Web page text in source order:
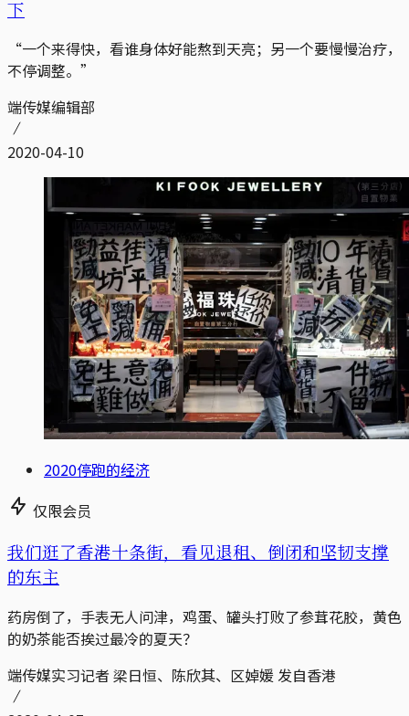
下
“一个来得快，看谁身体好能熬到天亮；另一个要慢慢治疗，
不停调整。”
端传媒编辑部
2020-04-10
2020停跑的经济
仅限会员
我们逛了香港十条街，看见退租、倒闭和坚韧支撑
的东主
药房倒了，手表无人问津，鸡蛋、罐头打败了参茸花胶，黄色
的奶茶能否挨过最冷的夏天？
端传媒实习记者 梁日恒、陈欣其、区婥媛 发自香港